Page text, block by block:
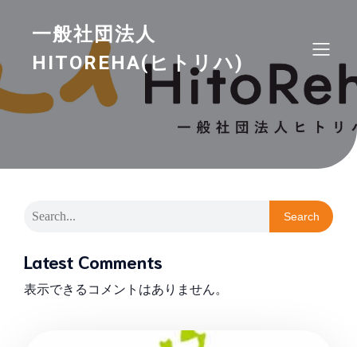
一般社団法人
HITOREHA(ヒトリハ)
Search
Latest Comments
表示できるコメントはありません。